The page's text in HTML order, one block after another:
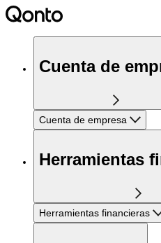
Cuenta de
Cuenta de empresa
Herramientas
Herramientas financieras